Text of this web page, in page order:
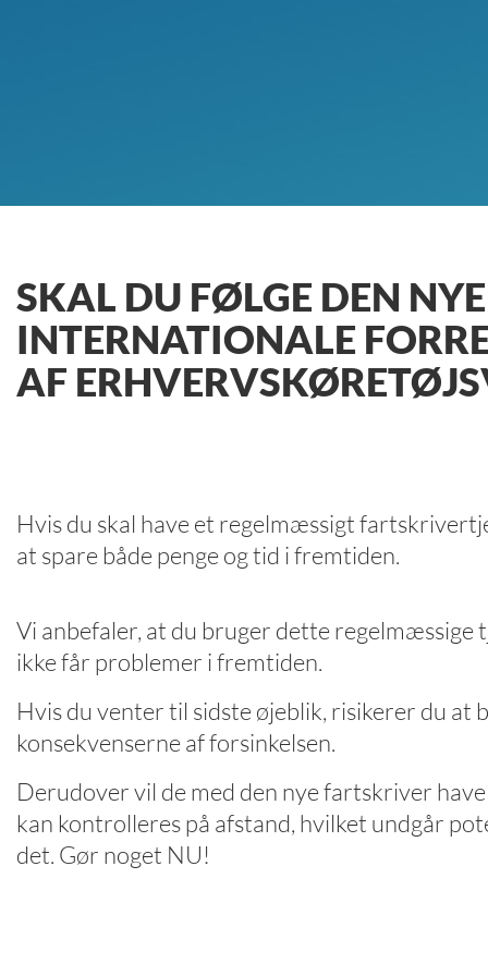
SKAL DU FØLGE DEN
INTERNATIONALE
AF
Hvis du skal have et regelmæssigt
at spare både penge og tid i fremtiden.
Vi anbefaler, at du bruger dette
ikke får problemer i fremtiden.
Hvis du venter til sidste øjeblik, risikerer du
konsekvenserne af forsinkelsen.
Derudover vil de med den nye fartskriver
kan kontrolleres på afstand, hvilket undgår
det. Gør noget NU!